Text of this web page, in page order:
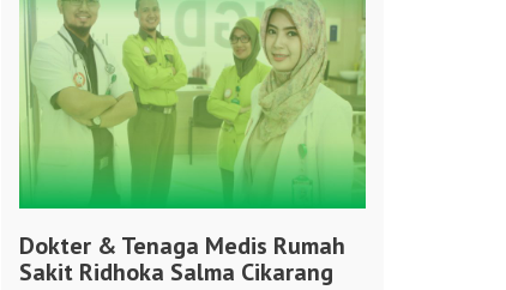
Dokter & Tenaga Medis Rumah
Sakit Ridhoka Salma Cikarang